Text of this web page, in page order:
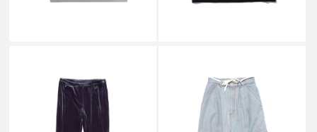
P.A.M. / PERKS AND MINI P.A.M. / PERKS AND MINI